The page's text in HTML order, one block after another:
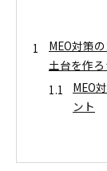
MEO対策
土台を作ろ
MEO
ント
ロー